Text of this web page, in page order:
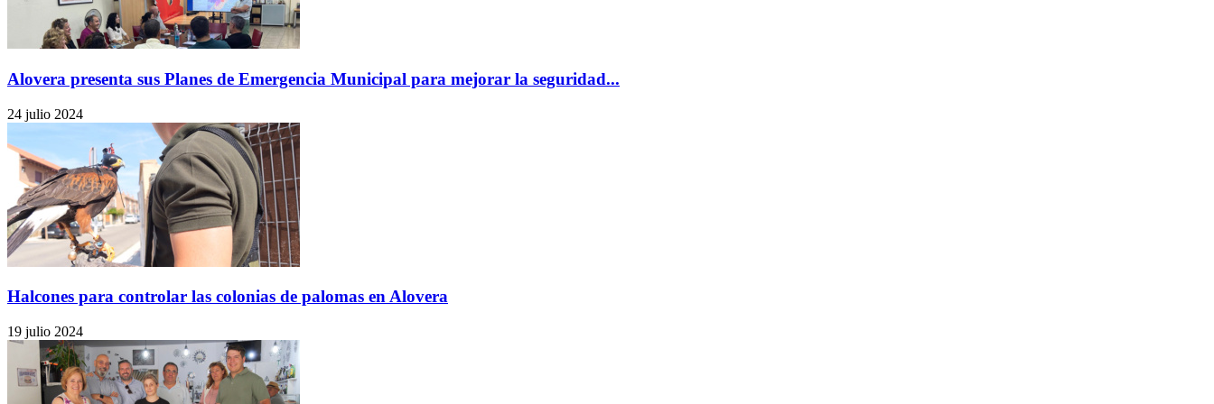
Alovera presenta sus Planes de Emergencia Municipal para mejorar la seguridad...
24 julio 2024
Halcones para controlar las colonias de palomas en Alovera
19 julio 2024